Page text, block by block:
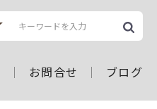
お問合せ ブログ